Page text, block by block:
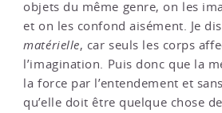
objets du même genre, on les
et on les confond aisément. Je
matérielle, car seuls les corps
l’imagination. Puis donc que la
la force par l’entendement et
qu’elle doit être quelque chose